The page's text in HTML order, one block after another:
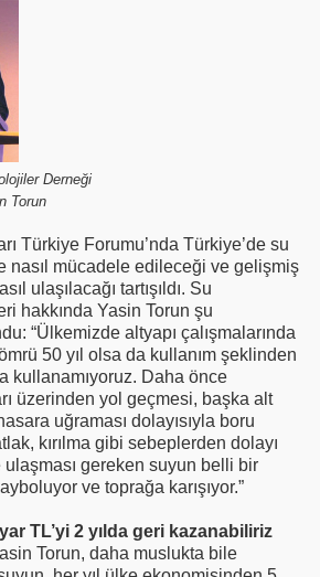
Derneği
Torun
Türkiye Forumu’nda Türkiye’de su
nasıl mücadele edileceği ve gelişmiş
ulaşılacağı tartışıldı. Su
hakkında Yasin Torun şu
“Ülkemizde altyapı çalışmalarında
50 yıl olsa da kullanım şeklinden
kullanamıyoruz. Daha önce
üzerinden yol geçmesi, başka alt
uğraması dolayısıyla boru
kırılma gibi sebeplerden dolayı
gereken suyun belli bir
ve toprağa karışıyor.”
TL’yi 2 yılda geri kazanabiliriz
Torun, daha muslukta bile